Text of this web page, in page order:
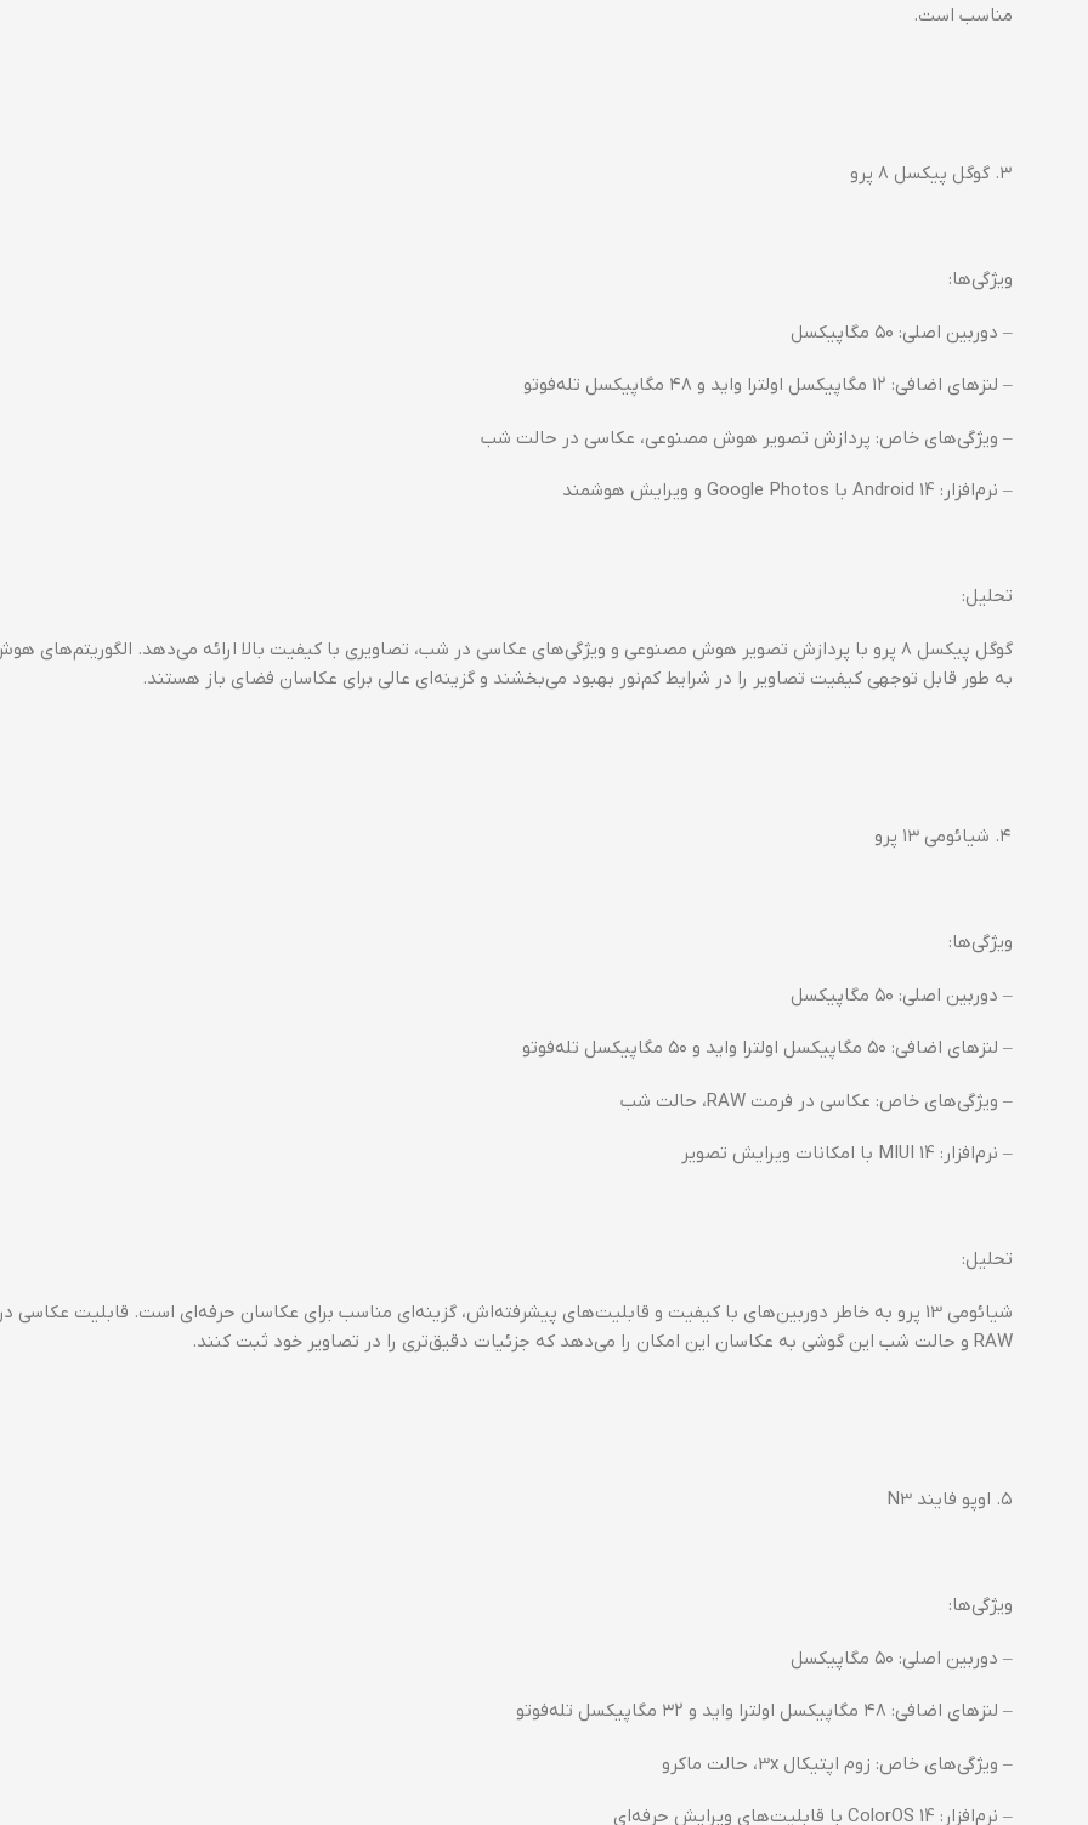
مناسب است.
ویژگی‌ها:
– دوربین اصلی: ۵۰ مگاپیکسل
– لنزهای اضافی: ۱۲ مگاپیکسل اولترا واید و ۴۸ مگاپیکسل تله‌فوتو
– ویژگی‌های خاص: پردازش تصویر هوش مصنوعی، عکاسی در حالت شب
– نرم‌افزار: Android 14 با Google Photos و ویرایش هوشمند
تحلیل:
گوگل پیکسل ۸ پرو با پردازش تصویر هوش مصنوعی و ویژگی‌های عکاسی در شب، تصاویری با کیفیت بالا ارائه می‌دهد. الگوریتم‌های
به طور قابل توجهی کیفیت تصاویر را در شرایط کم‌نور بهبود می‌بخشند و گزینه‌ای عالی برای عکاسان فضای باز هستند.
ویژگی‌ها:
– دوربین اصلی: ۵۰ مگاپیکسل
– لنزهای اضافی: ۵۰ مگاپیکسل اولترا واید و ۵۰ مگاپیکسل تله‌فوتو
– ویژگی‌های خاص: عکاسی در فرمت RAW، حالت شب
– نرم‌افزار: MIUI 14 با امکانات ویرایش تصویر
تحلیل:
شیائومی 13 پرو به خاطر دوربین‌های با کیفیت و قابلیت‌های پیشرفته‌اش، گزینه‌ای مناسب برای عکاسان حرفه‌ای است. قابلیت عکاسی
RAW و حالت شب این گوشی به عکاسان این امکان را می‌دهد که جزئیات دقیق‌تری را در تصاویر خود ثبت کنند.
ویژگی‌ها:
– دوربین اصلی: ۵۰ مگاپیکسل
– لنزهای اضافی: ۴۸ مگاپیکسل اولترا واید و ۳۲ مگاپیکسل تله‌فوتو
– ویژگی‌های خاص: زوم اپتیکال 3x، حالت ماکرو
– نرم‌افزار: ColorOS 14 با قابلیت‌های ویرایش حرفه‌ای